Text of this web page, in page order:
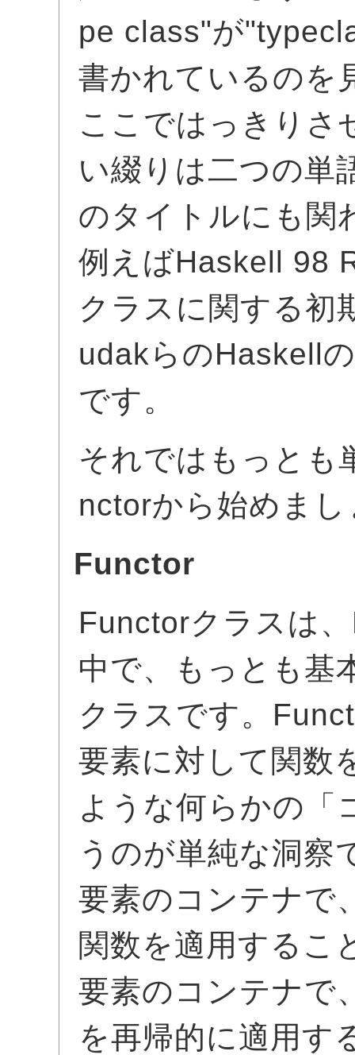
pe class"が
書かれているのを
ここではっきりさ
い綴りは二つの単
のタイトルにも関
例えばHaskell 98
クラスに関する初
udakらのHaskell
です。
それではもっとも
nctorから始めまし
Functor
Functorクラスは
中で、もっとも基
クラスです。
要素に対して関数
ような何らかの「
うのが単純な洞察
要素のコンテナで
関数を適用するこ
要素のコンテナで
を再帰的に適用す